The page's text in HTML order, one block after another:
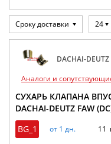
Сроку доставки 24
DACHAI-DEUTZ
Аналоги и
СУХАРЬ КЛАПАНА
DACHAI-DEUTZ FAW
BG_1
от 1 дн. 11